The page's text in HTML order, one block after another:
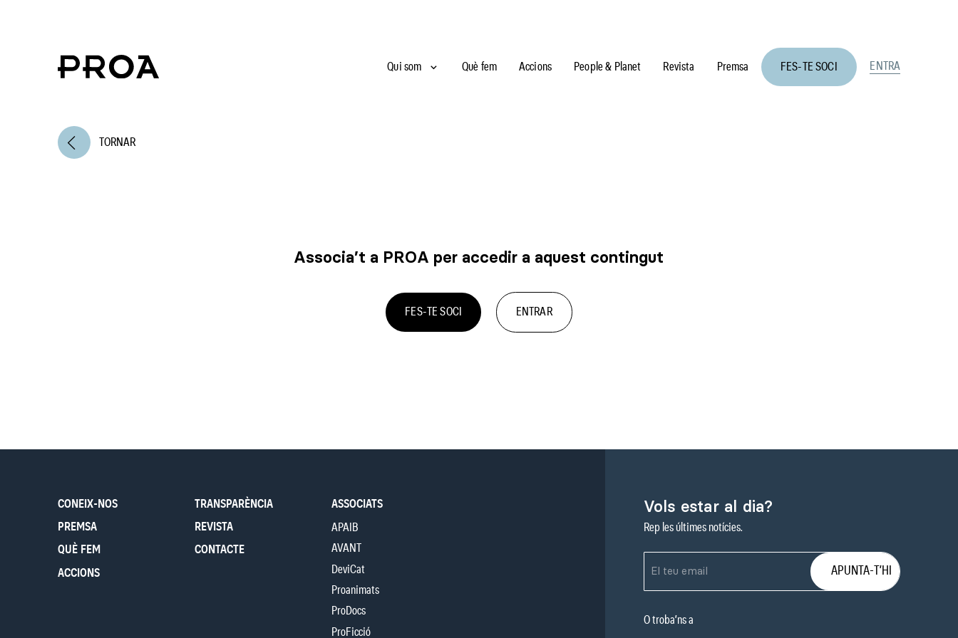
Qui som Què fem Accions People & Planet Revista Premsa FES-TE SOCI ENTRA
arrow_back_ios TORNAR
Associa’t a PROA per accedir a aquest contingut
FES-TE SOCI ENTRAR
CONEIX-NOS
PREMSA
QUÈ FEM
ACCIONS
TRANSPARÈNCIA
REVISTA
CONTACTE
ASSOCIATS
APAIB
AVANT
DeviCat
Proanimats
ProDocs
ProFicció
Vols estar al dia?
Rep les últimes notícies.
O troba’ns a